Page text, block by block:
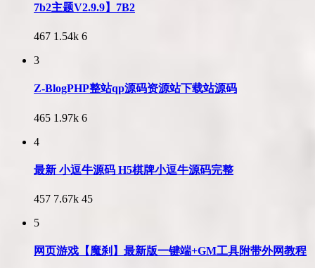
7b2主题V2.9.9】7B2
467 1.54k 6
3
Z-BlogPHP整站qp源码资源站下载站源码
465 1.97k 6
4
最新 小逗牛源码 H5棋牌小逗牛源码完整
457 7.67k 45
5
网页游戏【魔刹】最新版一键端+GM工具附带外网教程